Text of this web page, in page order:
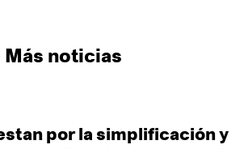
Más noticias
por la simplificación y